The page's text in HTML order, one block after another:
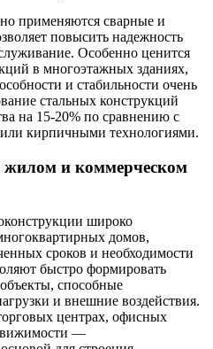
применяются сварные и
повысить надежность
Особенно ценится
в многоэтажных зданиях,
и стабильности очень
стальных конструкций
на 15-20% по сравнению с
кирпичными технологиями.
жилом и коммерческом
широко
домов,
сроков и необходимости
быстро формировать
способные
и внешние воздействия.
центрах, офисных
—